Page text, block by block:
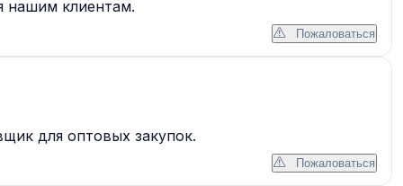
нашим клиентам.
Пожаловаться
для оптовых закупок.
Пожаловаться